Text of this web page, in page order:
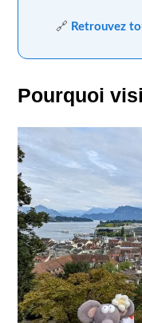
🔗 Retrouvez
Pourquoi